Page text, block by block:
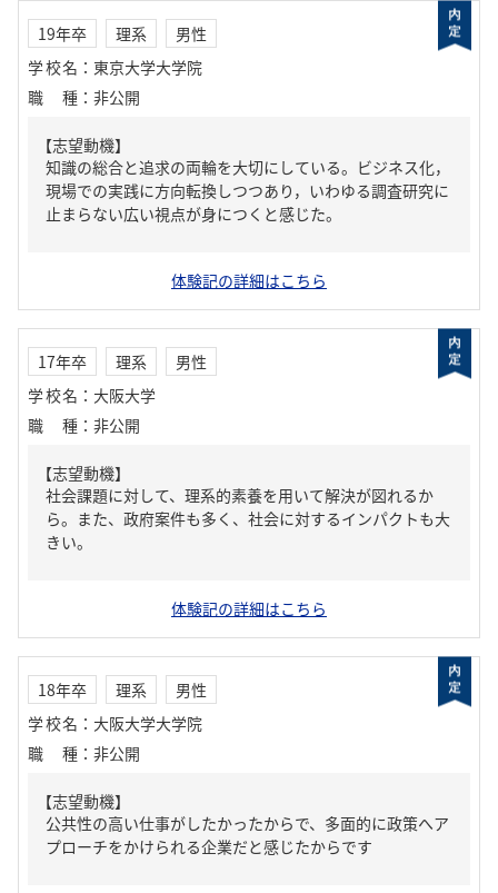
19年卒 理系
男性
学校名 ： 東京大学大学院
職種 ： 非公開
【志望動機】
知識の総合と追求の両輪を大切にしている。ビジネス化，
現場での実践に方向転換しつつあり，いわゆる調査研究に
止まらない広い視点が身につくと感じた。
体験記の詳細はこちら
17年卒 理系
男性
学校名 ： 大阪大学
職種 ： 非公開
【志望動機】
社会課題に対して、理系的素養を用いて解決が図れるか
ら。また、政府案件も多く、社会に対するインパクトも大
きい。
体験記の詳細はこちら
18年卒 理系
男性
学校名 ： 大阪大学大学院
職種 ： 非公開
【志望動機】
公共性の高い仕事がしたかったからで、多面的に政策へア
プローチをかけられる企業だと感じたからです